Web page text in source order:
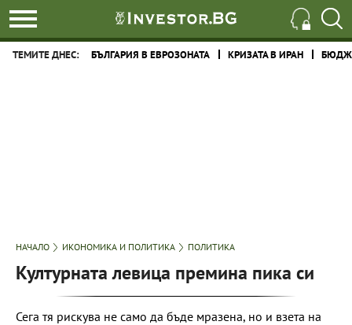
ТЕМИТЕ ДНЕС: БЪЛГАРИЯ В ЕВРОЗОНАТА КРИЗАТА В ИРАН
НАЧАЛО ИКОНОМИКА И ПОЛИТИКА ПОЛИТИКА
Културната левица премина пика си
Сега тя рискува не само да бъде мразена, но и взета на